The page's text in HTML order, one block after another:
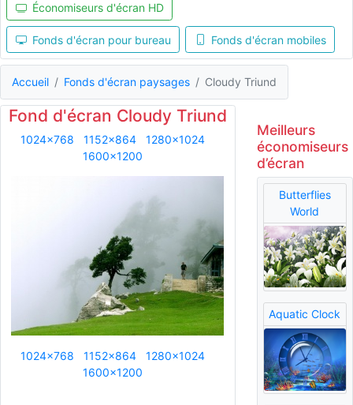
Économiseurs d'écran HD
Fonds d'écran pour bureau Fonds d'écran mobiles
Accueil Fonds d'écran paysages Cloudy Triund
Fond d'écran Cloudy Triund
1024x768 1152x864
1280x1024
1600x1200
1024x768 1152x864
1280x1024
1600x1200
Meilleurs
économiseurs
d’écran
Butterflies
World
Aquatic Clock